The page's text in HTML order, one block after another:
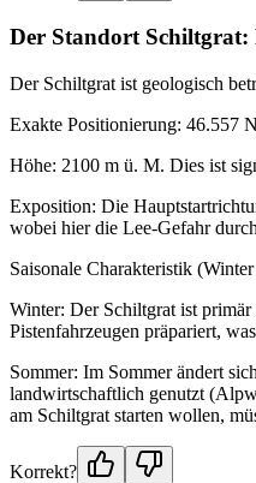
Der Standort Schiltgrat:
Der Schiltgrat ist geologisch
Exakte Positionierung: 46.557
Höhe: 2100 m ü. M. Dies ist
Exposition: Die
wobei hier die Lee-Gefahr
Saisonale Charakteristik
Winter: Der Schiltgrat ist
Pistenfahrzeugen präpariert,
Sommer: Im Sommer ändert
landwirtschaftlich genutzt
am Schiltgrat starten wollen,
Korrekt?